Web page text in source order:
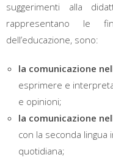
suggerimenti alla
rappresentano le
dell’educazione, sono:
la comunicazione
esprimere e
e opinioni;
la comunicazione
con la seconda lingua
quotidiana;